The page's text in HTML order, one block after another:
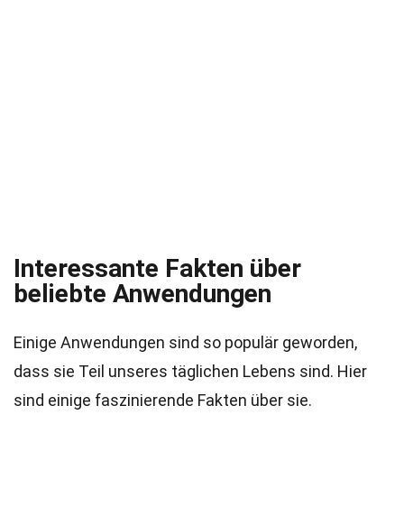
Interessante Fakten über
beliebte Anwendungen
Einige Anwendungen sind so populär geworden,
dass sie Teil unseres täglichen Lebens sind. Hier
sind einige faszinierende Fakten über sie.